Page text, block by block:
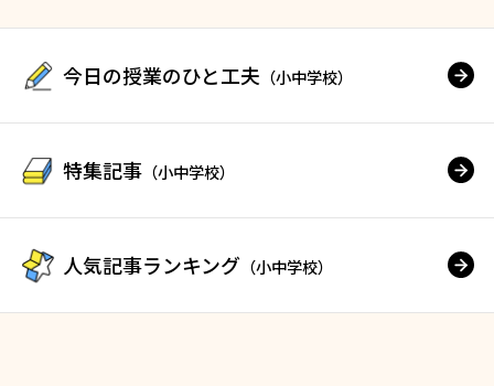
今日の授業のひと工夫 （小中学校）
特集記事 （小中学校）
人気記事ランキング （小中学校）